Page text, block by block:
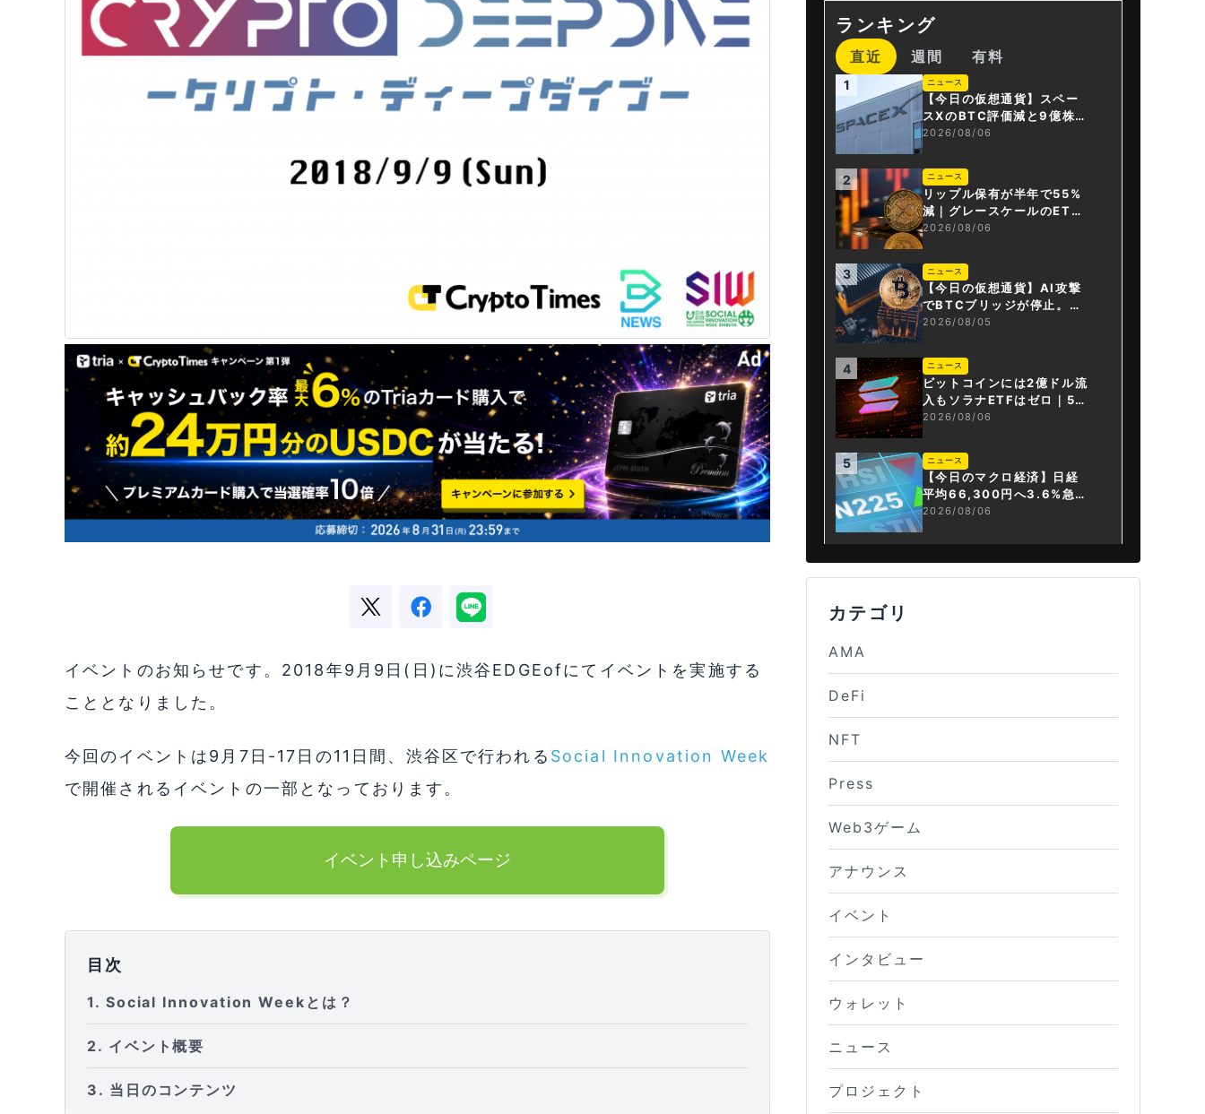
イベントのお知らせです。2018年9月9日(日)に渋谷EDGEofにてイベントを実施する
こととなりました。
今回のイベントは9月7日-17日の11日間、渋谷区で行われる Social Innovation Week
で開催されるイベントの一部となっております。
イベント申し込みページ
目次
1 Social Innovation Weekとは？
2 イベント概要
3 当日のコンテンツ
ランキング
直近 週間 有料
1 ニュース
【今日の仮想通貨】スペー
スXのBTC評価減と9億株の
解禁。208億円相当のBTC
が盗難
2026/08/06
2 ニュース
リップル保有が半年で55%
減｜グレースケールのET
F、純資産1.6億ドル減
2026/08/06
3 ニュース
【今日の仮想通貨】AI攻撃
でBTCブリッジが停止。金
融庁が「暗号資産・ステー
2026/08/05
4 ニュース
ビットコインには2億ドル流
入もソラナETFはゼロ｜5営
業日連続で停止
2026/08/06
5 ニュース
【今日のマクロ経済】日経
平均66,300円へ3.6%急騰
もAI投資回収懸念が再燃
2026/08/06
カテゴリ
AMA
DeFi
NFT
Press
Web3ゲーム
アナウンス
イベント
インタビュー
ウォレット
ニュース
プロジェクト